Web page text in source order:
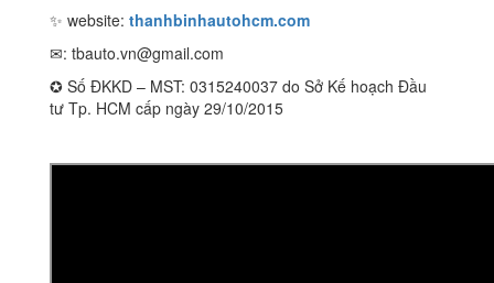
✨ website: thanhbinhautohcm.com
✉: tbauto.vn@gmail.com
✪ Số ĐKKD – MST: 0315240037 do Sở Kế hoạch Đầu
tư Tp. HCM cấp ngày 29/10/2015